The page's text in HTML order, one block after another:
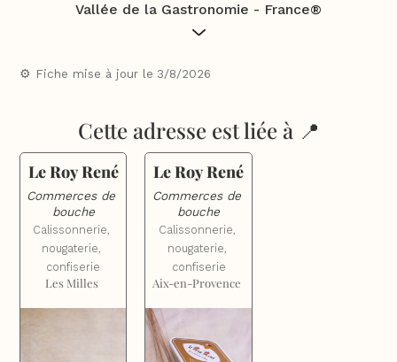
Vallée de la Gastronomie - France®
De Dijon à Marseille 3 régions s’unissent pour lancer une
découverte des vins et des produits du terroir : la
⚙️ Fiche mise à jour le 3/8/2026
Cette adresse est liée à 📍
Le Roy René
Commerces de
bouche
Calissonnerie,
nougaterie,
confiserie
Les Milles
Le Roy René
Commerces de
bouche
Calissonnerie,
nougaterie,
confiserie
Aix-en-Provence